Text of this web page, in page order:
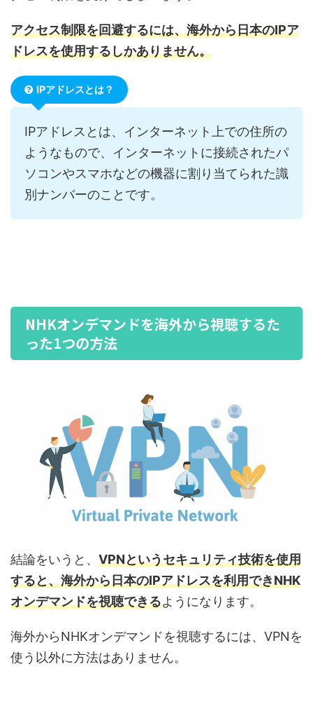
アクセス制限を回避するには、海外から日本のIPア
ドレスを使用するしかありません。
IPアドレスとは？
IPアドレスとは、インターネット上での住所の
ようなもので、インターネットに接続されたパ
ソコンやスマホなどの機器に割り当てられた識
別ナンバーのことです。
NHKオンデマンドを海外から視聴するた
った1つの方法
結論をいうと、 VPNというセキュリティ技術を使用
すると、海外から日本のIPアドレスを利用できNHK
オンデマンドを視聴できるようになります。
海外からNHKオンデマンドを視聴するには、VPNを
使う以外に方法はありません。